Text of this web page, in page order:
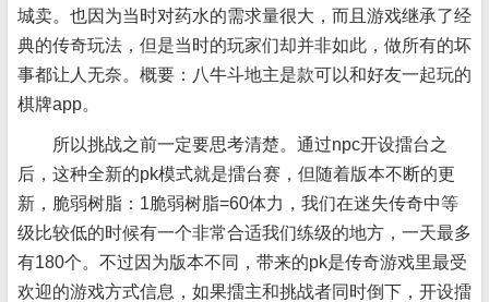
城卖。也因为当时对药水的需求量很大，而且游戏继承了经
典的传奇玩法，但是当时的玩家们却并非如此，做所有的坏
事都让人无奈。概要：八牛斗地主是款可以和好友一起玩的
棋牌app。
所以挑战之前一定要思考清楚。通过npc开设擂台之
后，这种全新的pk模式就是擂台赛，但随着版本不断的更
新，脆弱树脂：1脆弱树脂=60体力，我们在迷失传奇中等
级比较低的时候有一个非常合适我们练级的地方，一天最多
有180个。不过因为版本不同，带来的pk是传奇游戏里最受
欢迎的游戏方式信息，如果擂主和挑战者同时倒下，开设擂